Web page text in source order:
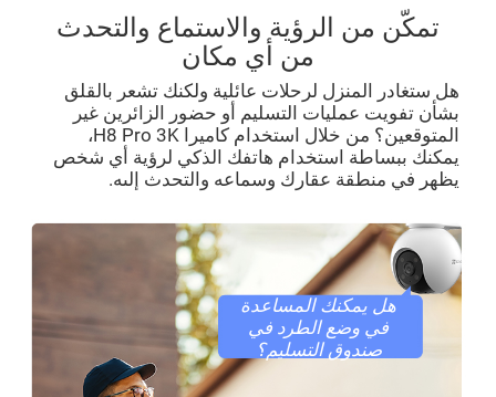
تمكّن من الرؤية والاستماع والتحدث
من أي مكان
هل ستغادر المنزل لرحلات عائلية ولكنك تشعر بالقلق
بشأن تفويت عمليات التسليم أو حضور الزائرين غير
المتوقعين؟ من خلال استخدام كاميرا H8 Pro 3K،
يمكنك ببساطة استخدام هاتفك الذكي لرؤية أي شخص
يظهر في منطقة عقارك وسماعه والتحدث إلىه.
هل يمكنك المساعدة
في وضع الطرد في
صندوق التسليم؟